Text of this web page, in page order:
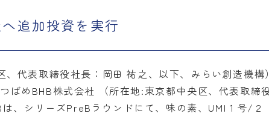
追加投資を実行
表取締役社長：岡田 祐之、以下、みらい創造機構
めBHB株式会社 （所在地:東京都中央区、代表取締
、シリーズPreBラウンドにて、味の素、UMI１号/２